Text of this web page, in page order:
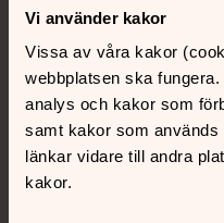
Vi använder kakor
Vissa av våra kakor
webbplatsen ska
analys och kakor som
samt kakor som
länkar vidare till andra
kakor.
Kontakt
Kalender
Hitta snabbt